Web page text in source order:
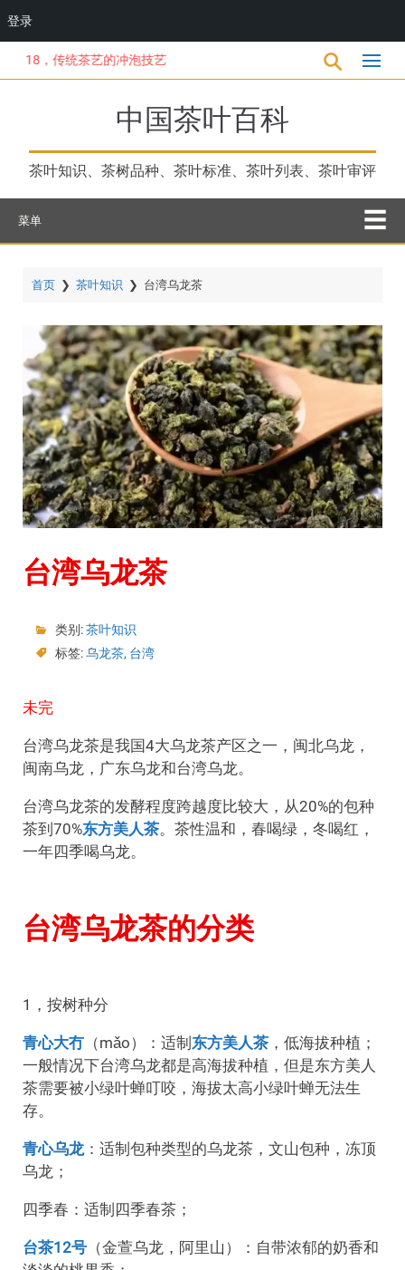
到
，传统茶艺的冲泡技艺
中国茶叶百科
茶叶知识、茶树品种、茶叶标准、茶叶列表、茶叶审评
菜单
首页 ❯ 茶叶知识 ❯ 台湾乌龙茶
台湾乌龙茶
类别:茶叶知识
标签:乌龙茶, 台湾
未完
台湾乌龙茶是我国4大乌龙茶产区之一，闽北乌龙，
闽南乌龙，广东乌龙和台湾乌龙。
台湾乌龙茶的发酵程度跨越度比较大，从20%的包种
茶到70%东方美人茶。茶性温和，春喝绿，冬喝红，
一年四季喝乌龙。
台湾乌龙茶的分类
1，按树种分
青心大冇 （mǎo）：适制东方美人茶 ，低海拔种植；
一般情况下台湾乌龙都是高海拔种植，但是东方美人
茶需要被小绿叶蝉叮咬，海拔太高小绿叶蝉无法生
存。
青心乌龙：适制包种类型的乌龙茶，文山包种，冻顶
乌龙；
四季春：适制四季春茶；
台茶12号 （金萱乌龙，阿里山 ）：自带浓郁的奶香和
登录